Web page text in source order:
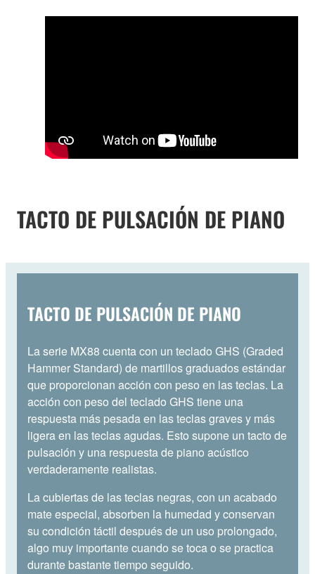
TACTO DE PULSACIÓN DE PIANO
TACTO DE PULSACIÓN DE PIANO
La serie MX88 cuenta con un teclado GHS (Graded
Hammer Standard) de martillos graduados estándar
que proporcionan acción con peso en las teclas. La
acción con peso del teclado GHS tiene una
respuesta más pesada en las teclas graves y más
ligera en las teclas agudas. Esto supone un tacto de
pulsación y una respuesta de piano acústico
verdaderamente realistas.
La cubiertas de las teclas negras, con un acabado
mate especial, absorben la humedad y conservan
su condición táctil después de un uso prolongado,
algo muy importante cuando se toca o se practica
durante bastante tiempo seguido.